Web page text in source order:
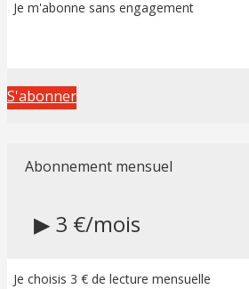
Je m'abonne sans engagement
S'abonner
Abonnement mensuel
▶ 3 €/mois
Je choisis 3 € de lecture mensuelle